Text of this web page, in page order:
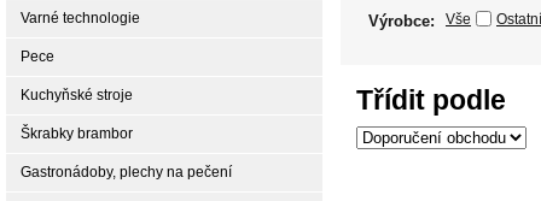
Výrobce: Vše Ostatní
Třídit podle
Varné technologie
Pece
Kuchyňské stroje
Škrabky brambor
Gastronádoby, plechy na pečení